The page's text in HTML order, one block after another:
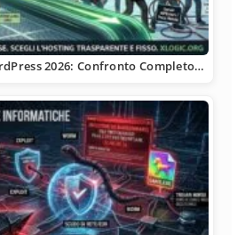
2026: Confronto Completo…